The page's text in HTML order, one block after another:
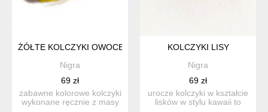
ŻÓŁTE KOLCZYKI OWOCE CYTRYNY
Nigra
69 zł
zabawne kolorowe kolczyki
wykonane ręcznie z masy
KOLCZYKI LISY
Nigra
69 zł
urocze kolczyki w kształcie
lisków w stylu kawaii to